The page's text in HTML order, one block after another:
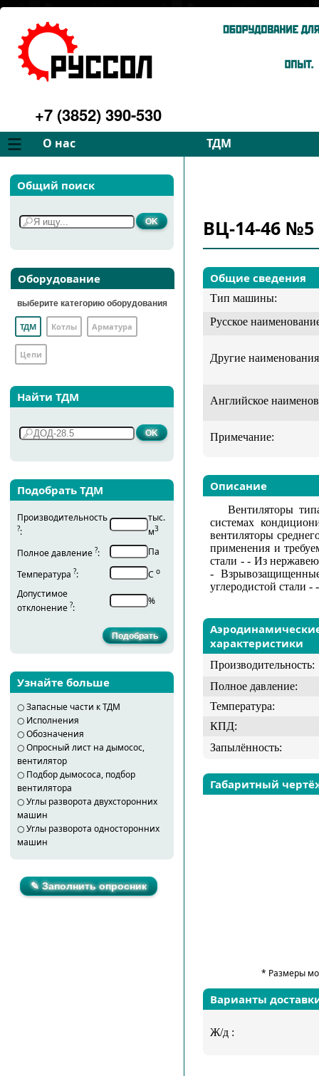
+7 (3852) 390-530
О нас ТДМ
Компания
Философия
Услуги
Галерея
Контакты
Запчасти
Подбор
Общий поиск
Оборудование
выберите категорию оборудования
ТДМ Котлы Арматура
Цепи
Найти ТДМ
Подобрать ТДМ
Производительность
?:
тыс.
м3
Полное давление ?:
Па
Температура ?: С о
Допустимое
отклонение ?:
%
Узнайте больше
○Запасные части к ТДМ
○ Исполнения
○Обозначения
○Опросный лист на дымосос,
вентилятор
○ Подбор дымососа, подбор
вентилятора
○Углы разворота двухсторонних
машин
○Углы разворота односторонних
машин
✎ Заполнить опросник
ВЦ-14-46 №5
Общие сведения
Тип машины:
Русское
Другие
Английское
Примечание:
Описание
Вентиляторы
системах
вентиляторы
применения и
стали - - Из
-
углеродистой стали -
характеристики
Производительность:
Полное давление:
Температура:
КПД:
Запылённость:
Габаритный
* Размеры
Варианты
Ж/д :